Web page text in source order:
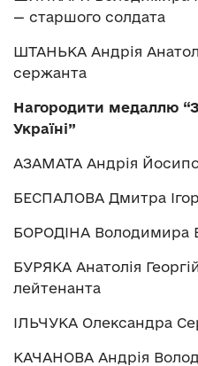
— старшого солдата
ШТАНЬКА Андрія
сержанта
Нагородити медаллю
Україні”
АЗАМАТА Андрія
БЕСПАЛОВА Дмитра
БОРОДІНА Володимира
БУРЯКА Анатолія
лейтенанта
ІЛЬЧУКА Олександра
КАЧАНОВА Андрія